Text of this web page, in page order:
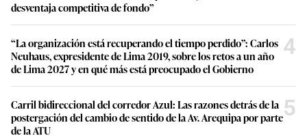
desventaja competitiva de fondo”
“La organización está recuperando el tiempo perdido”: Carlos
Neuhaus, expresidente de Lima 2019, sobre los retos a un año
de Lima 2027 y en qué más está preocupado el Gobierno
4
Carril bidireccional del corredor Azul: Las razones detrás de la
postergación del cambio de sentido de la Av. Arequipa por parte
de la ATU
5